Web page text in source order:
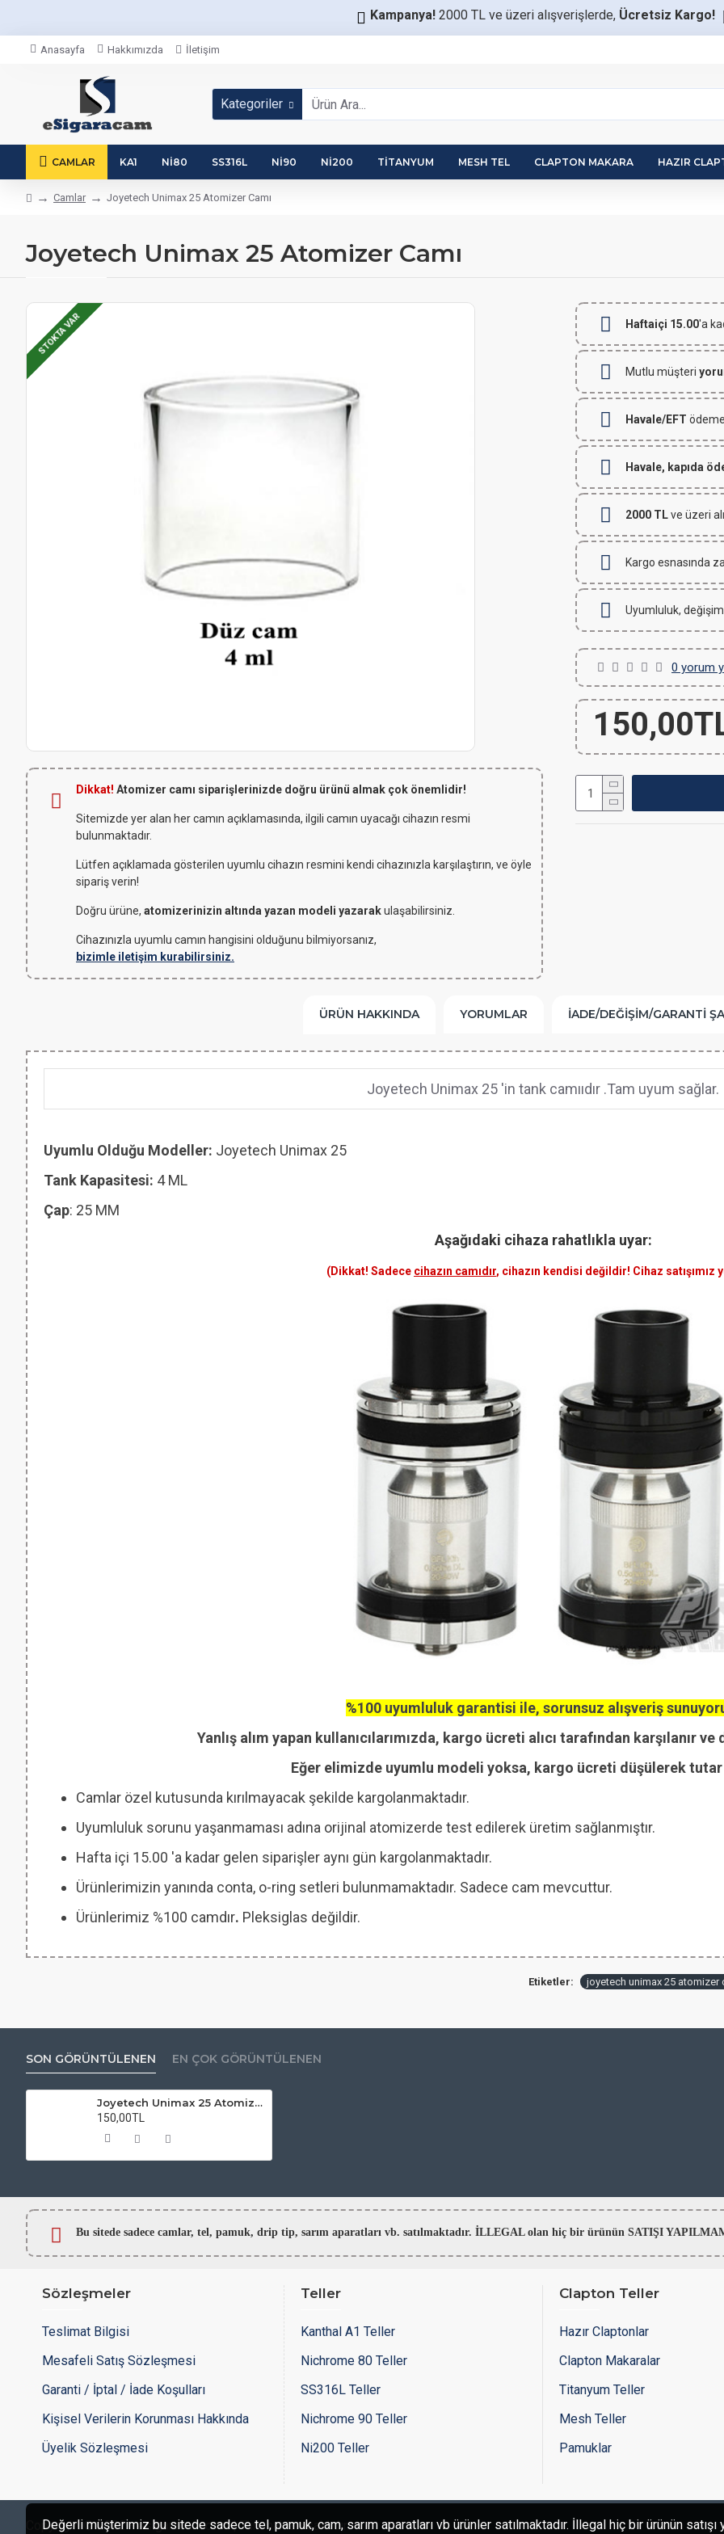
Kampanya! 2000 TL ve üzeri alışverişlerde, Ücretsiz Kargo!
Anasayfa Hakkımızda İletişim
Kategoriler
CAMLAR KA1 NI80 SS316L NI90 NI200 TITANYUM MESH TEL CLAPTON MAKARA HAZIR
Camlar Joyetech Unimax 25 Atomizer Camı
Joyetech Unimax 25 Atomizer Camı
STOKTA VAR
Dikkat! Atomizer camı siparişlerinizde doğru ürünü almak çok önemlidir!
Sitemizde yer alan her camın açıklamasında, ilgili camın uyacağı cihazın resmi
bulunmaktadır.
Lütfen açıklamada gösterilen uyumlu cihazın resmini kendi cihazınızla karşılaştırın, ve öyle
sipariş verin!
Doğru ürüne, atomizerinizin altında yazan modeli yazarakulaşabilirsiniz.
Cihazınızla uyumlu camın hangisini olduğunu bilmiyorsanız,
bizimle iletişim kurabilirsiniz.
Haftaiçi 15.00'a
Mutlu müşteri
Havale/EFT
Havale, kapıda
2000 TLve üzeri
Kargo esnasında
Uyumluluk,
0 yorum
ÜRÜN HAKKINDA YORUMLAR İADE/DEĞIŞIM/GARANTI
Joyetech Unimax 25 'in tank camııdır .Tam uyum sağlar.
Uyumlu Olduğu Modeller: Joyetech Unimax 25
Tank Kapasitesi: 4 ML
Çap: 25 MM
Aşağıdaki cihaza rahatlıkla uyar:
(Dikkat! Sadece cihazın camıdır, cihazın kendisi değildir! Cihaz satışımız
%100 uyumluluk garantisi ile, sorunsuz alışveriş
Yanlış alım yapan kullanıcılarımızda, kargo ücreti alıcı tarafından karşılanır
Eğer elimizde uyumlu modeli yoksa, kargo ücreti düşülerek
Camlar özel kutusunda kırılmayacak şekilde kargolanmaktadır.
Uyumluluk sorunu yaşanmaması adına orijinal atomizerde test edilerek üretim sağlanmıştır.
Hafta içi 15.00 'a kadar gelen siparişler aynı gün kargolanmaktadır.
Ürünlerimizin yanında conta, o-ring setleri bulunmamaktadır. Sadece cam mevcuttur.
Ürünlerimiz %100 camdır. Pleksiglas değildir.
Etiketler: joyetech unimax 25 atomizer
SON GÖRÜNTÜLENEN EN ÇOK GÖRÜNTÜLENEN
Joyetech Unimax 25 Atomizer Camı
150,00TL
Bu sitede sadece camlar, tel, pamuk, drip tip, sarım aparatları vb. satılmaktadır. İLLEGAL olan hiç bir ürünün SATIŞI
Sözleşmeler
Teslimat Bilgisi
Mesafeli Satış Sözleşmesi
Garanti / İptal / İade Koşulları
Kişisel Verilerin Korunması Hakkında
Üyelik Sözleşmesi
Teller
Kanthal A1 Teller
Nichrome 80 Teller
SS316L Teller
Nichrome 90 Teller
Ni200 Teller
Clapton Teller
Hazır Claptonlar
Clapton Makaralar
Titanyum Teller
Mesh Teller
Pamuklar
Copyright © 2022 - esigaracam.com | Tüm hakları saklıdır.
Değerli müşterimiz bu sitede sadece tel, pamuk, cam, sarım aparatları vb ürünler satılmaktadır. İllegal hiç bir ürünün satışı